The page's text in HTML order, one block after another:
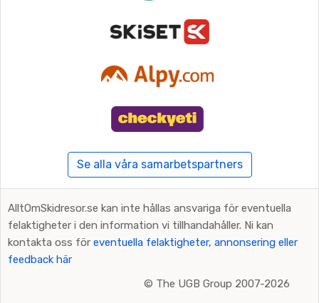
Se alla våra samarbetspartners
AlltOmSkidresor.se kan inte hållas ansvariga för eventuella
felaktigheter i den information vi tillhandahåller. Ni kan
kontakta oss för eventuella felaktigheter, annonsering eller
feedback här
© The UGB Group 2007-2026